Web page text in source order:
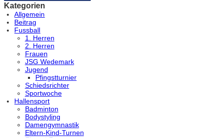
Kategorien
Allgemein
Beitrag
Fussball
1. Herren
2. Herren
Frauen
JSG Wedemark
Jugend
Pfingstturnier
Schiedsrichter
Sportwoche
Hallensport
Badminton
Bodystyling
Damengymnastik
Eltern-Kind-Turnen